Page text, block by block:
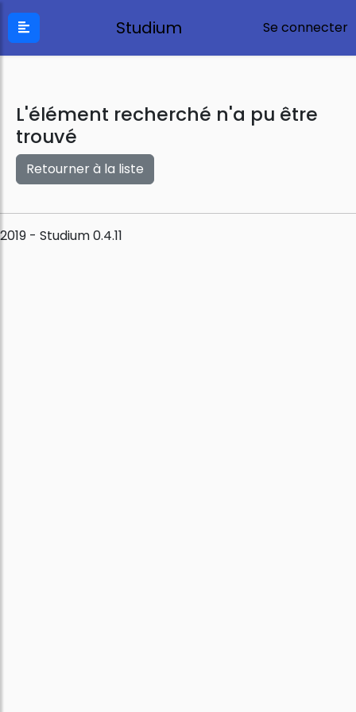
Studium Se connecter
L'élément recherché n'a pu être
trouvé
Retourner à la liste
2019 - Studium 0.4.11